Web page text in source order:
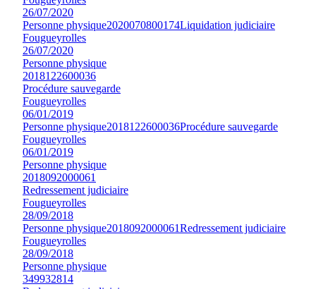
26/07/2020
Personne physique2020070800174Liquidation judiciaire
Fougueyrolles
26/07/2020
Personne physique
2018122600036
Procédure sauvegarde
Fougueyrolles
06/01/2019
Personne physique2018122600036Procédure sauvegarde
Fougueyrolles
06/01/2019
Personne physique
2018092000061
Redressement judiciaire
Fougueyrolles
28/09/2018
Personne physique2018092000061Redressement judiciaire
Fougueyrolles
28/09/2018
Personne physique
349932814